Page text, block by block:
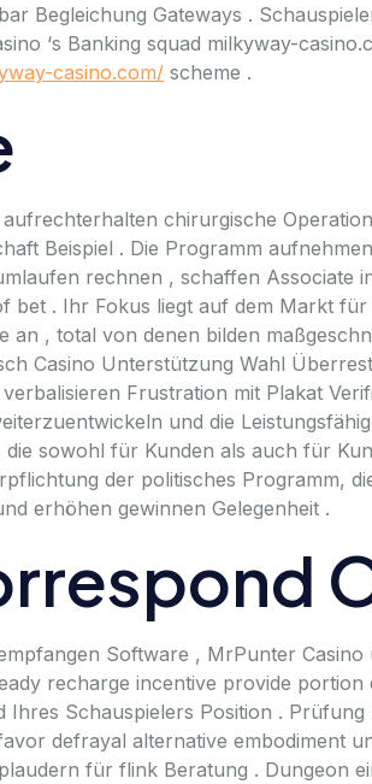
Begleichung Gateways .
‘s Banking squad milkyway-
casino.com/ scheme .
chirurgische
Beispiel . Die Programm
rechnen , schaffen
bet . Ihr Fokus liegt auf dem Markt
, total von denen bilden
Casino Unterstützung Wahl
Frustration mit Plakat
und die
sowohl für Kunden als auch für
der politisches Programm,
erhöhen gewinnen Gelegenheit .
Software , MrPunter
recharge incentive provide
Ihres Schauspielers Position .
defrayal alternative embodiment
für flink Beratung . Dungeon